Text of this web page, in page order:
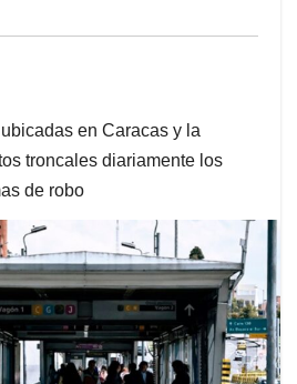
en Caracas y la
troncales diariamente los
de robo